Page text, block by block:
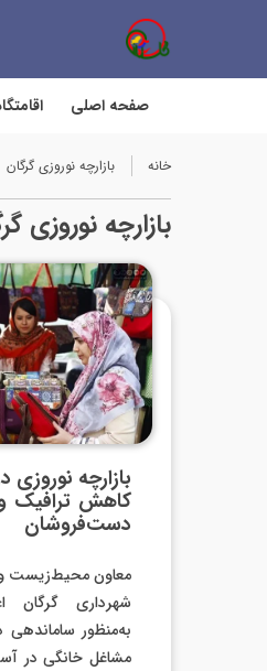
صفحه اصلی
خانه بازارچه نوروزی گرگان
بازارچه نوروزی
بازارچه نوروزی
کاهش ترافیک
دست‌فروشان
معاون محیط‌زیست
شهرداری گرگان
به‌منظور
مشاغل خانگی در